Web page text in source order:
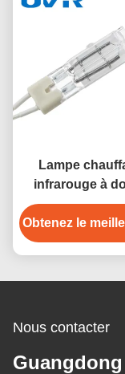
Lampe
infrarouge à
tube 115V
verre de
Obtenez le
Nous contacter